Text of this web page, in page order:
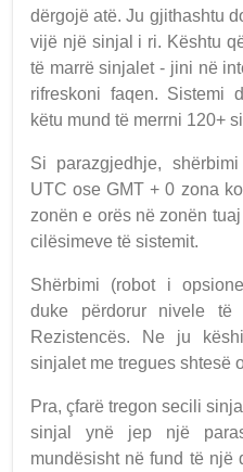
dërgojë atë. Ju gjithashtu
vijë një sinjal i ri. Kështu
të marrë sinjalet - jini në
rifreskoni faqen. Sistemi
këtu mund të merrni 120+
Si parazgjedhje,
UTC ose GMT + 0 zona
zonën e orës në zonën
cilësimeve të sistemit.
Shërbimi (robot i
duke përdorur nivele të
Rezistencës. Ne ju
sinjalet me tregues shtesë
Pra, çfarë tregon secili
sinjal ynë jep një
mundësisht në fund të një